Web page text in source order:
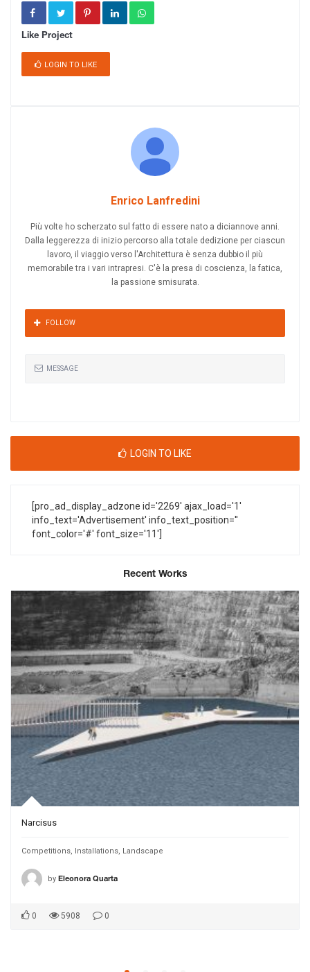
Like Project
LOGIN TO LIKE
Enrico Lanfredini
Più volte ho scherzato sul fatto di essere nato a diciannove anni.
Dalla leggerezza di inizio percorso alla totale dedizione per ciascun
lavoro, il viaggio verso l'Architettura è senza dubbio il più
memorabile tra i vari intrapresi. C'è la presa di coscienza, la fatica,
la passione smisurata.
FOLLOW
MESSAGE
LOGIN TO LIKE
[pro_ad_display_adzone id='2269' ajax_load='1'
info_text='Advertisement' info_text_position=''
font_color='#' font_size='11']
Recent Works
Narcisus
Competitions, Installations, Landscape
by Eleonora Quarta
0 5908 0